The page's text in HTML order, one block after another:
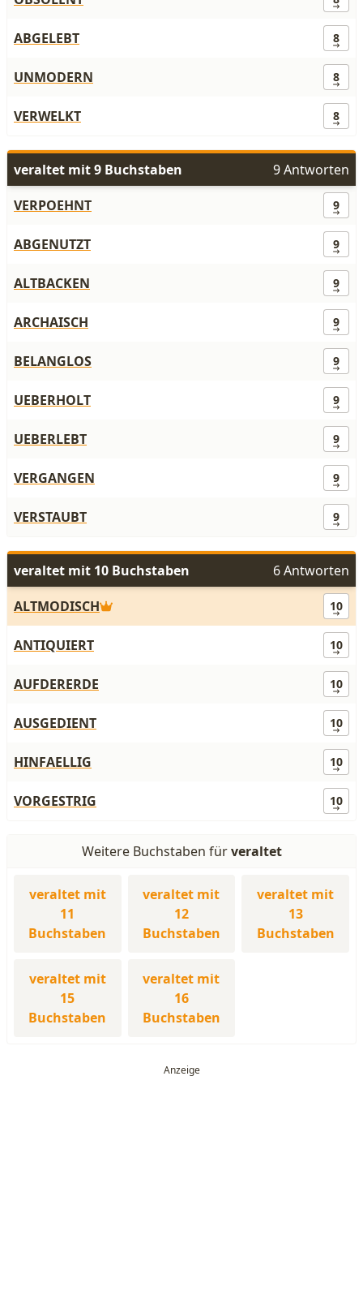
ABGELEBT 8
UNMODERN 8
VERWELKT 8
veraltet mit 9 Buchstaben
9 Antworten
VERPOEHNT
9
ABGENUTZT 9
ALTBACKEN 9
ARCHAISCH 9
BELANGLOS 9
UEBERHOLT 9
UEBERLEBT 9
VERGANGEN 9
VERSTAUBT 9
veraltet mit 10 Buchstaben
6 Antworten
ALTMODISCH
10
ANTIQUIERT 10
AUFDERERDE 10
AUSGEDIENT 10
HINFAELLIG 10
VORGESTRIG 10
Weitere Buchstaben fürveraltet
veraltet mit
11
Buchstaben
veraltet mit
12
Buchstaben
veraltet mit
13
Buchstaben
veraltet mit
15
Buchstaben
veraltet mit
16
Buchstaben